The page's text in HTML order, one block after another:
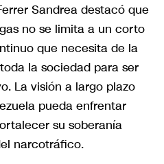
Sandrea destacó que
no se limita a un corto
que necesita de la
la sociedad para ser
La visión a largo plazo
pueda enfrentar
su soberanía
narcotráfico.